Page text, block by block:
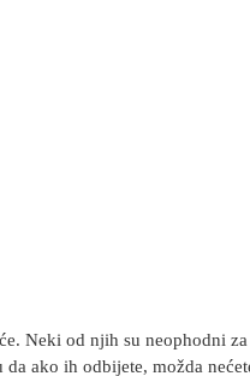
Neki od njih su neophodni
ako ih odbijete, možda